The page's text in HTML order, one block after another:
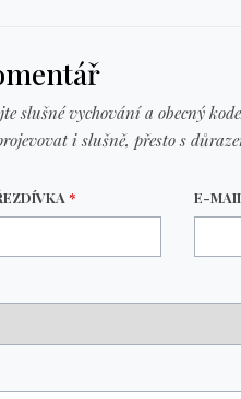
slušné vychování a obecný
i slušně, přesto s
* E-